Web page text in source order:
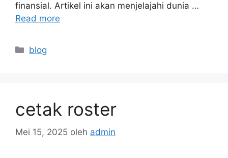
finansial. Artikel ini akan menjelajahi dunia …
Read more
Kategori
blog
cetak roster
Mei 15, 2025 oleh admin